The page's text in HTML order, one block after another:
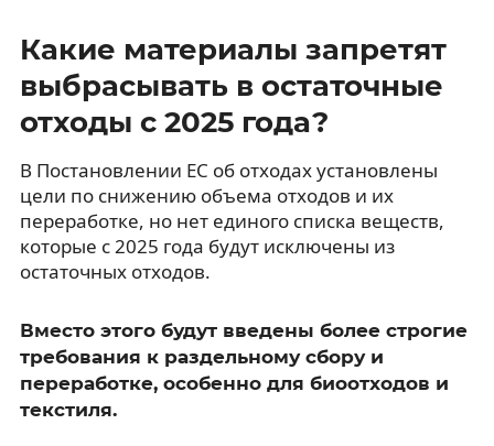
Какие материалы запретят
выбрасывать в остаточные
отходы с 2025 года?
В Постановлении ЕС об отходах установлены
цели по снижению объема отходов и их
переработке, но нет единого списка веществ,
которые с 2025 года будут исключены из
остаточных отходов.
Вместо этого будут введены более строгие
требования к раздельному сбору и
переработке, особенно для биоотходов и
текстиля.